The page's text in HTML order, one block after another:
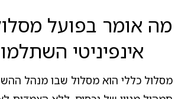
מה אומר בפועל
אינפיניטי
מסלול כללי הוא מסלול שבו מנהל